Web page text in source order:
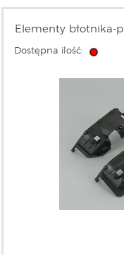
Elementy błotnika-
Dostępna ilość: